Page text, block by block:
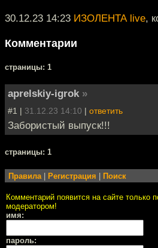
30.12.23 14:23 ИЗОЛЕНТА live,
Комментарии
cтраницы: 1
aprelskiy-igrok »
#1 | 31.12.23 14:10 | ответить
Забористый выпуск!!!
cтраницы: 1
Правила| Регистрация Поиск
Комментарий появится на сайте только
модератором!
имя:
пароль: